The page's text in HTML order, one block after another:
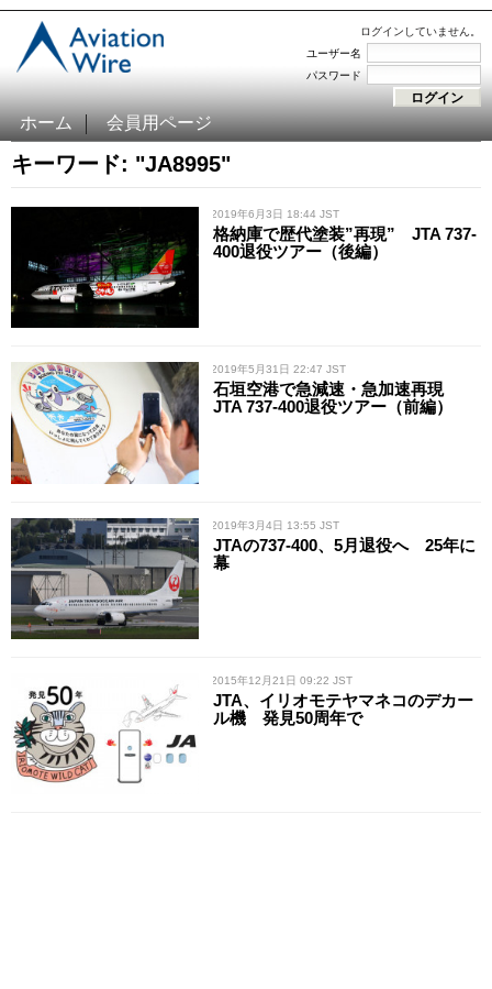
ログインしていません。
ユーザー名
パスワード
ホーム 会員用ページ
キーワード: "JA8995"
/ 2019年6月3日 18:44 JST
格納庫で歴代塗装”再現” JTA 737-
400退役ツアー（後編）
/ 2019年5月31日 22:47 JST
石垣空港で急減速・急加速再現
JTA 737-400退役ツアー（前編）
/ 2019年3月4日 13:55 JST
JTAの737-400、5月退役へ 25年に
幕
/ 2015年12月21日 09:22 JST
JTA、イリオモテヤマネコのデカー
ル機 発見50周年で